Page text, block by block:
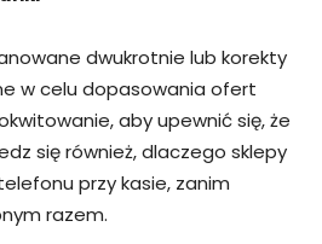
dwukrotnie lub korekty
w celu dopasowania ofert
aby upewnić się, że
się również, dlaczego sklepy
przy kasie, zanim
razem.